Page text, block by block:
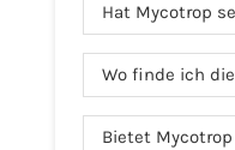
Hat Mycotrop
Wo finde ich
Bietet